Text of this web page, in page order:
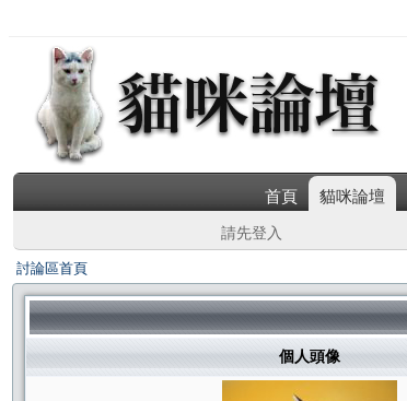
首頁 貓咪論壇
請先登入
討論區首頁
個人頭像